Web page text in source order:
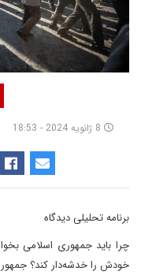
8 ژانویه 2024 - 18:53
برنامه تحلیلی دیدگاه
چرا باید جمهوری اسلامی
خودش را خدشه‌دار کند؟